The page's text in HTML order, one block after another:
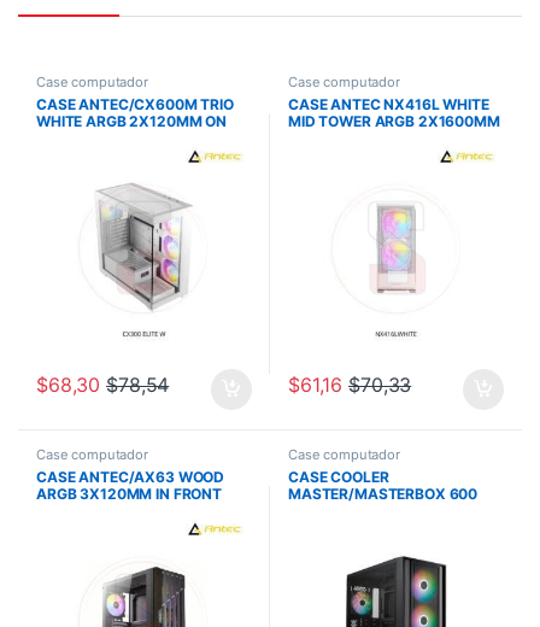
Case computador
CASE ANTEC/CX600M TRIO
WHITE ARGB 2X120MM ON
$68,30 $78,54
Case computador
CASE ANTEC NX416L WHITE
MID TOWER ARGB 2X1600MM
$61,16 $70,33
Case computador
CASE ANTEC/AX63 WOOD
ARGB 3X120MM IN FRONT
Case computador
CASE COOLER
MASTER/MASTERBOX 600